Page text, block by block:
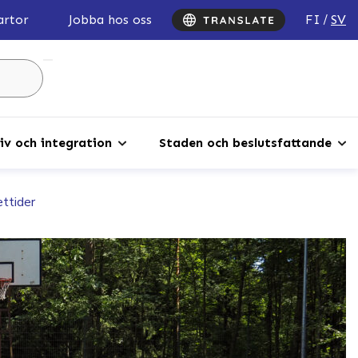
Jobba hos oss FI SV
och integration Staden och beslutsfattande